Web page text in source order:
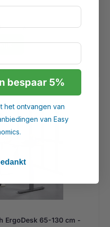
Incl. btw
doneOp voorraad
ErgoDesk 65-130 cm -
bespaar 5%
het ontvangen van
van Easy